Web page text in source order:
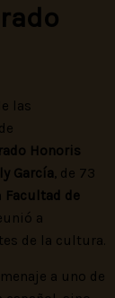
las
Honoris
García, de 73
Facultad de
a
de la cultura.
a uno de